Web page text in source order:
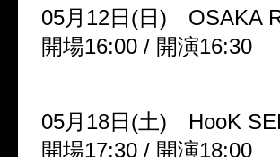
05月12日(日) OSAKA
開場16:00 / 開演16:30
05月18日(土) HooK
開場17:30 / 開演18:00